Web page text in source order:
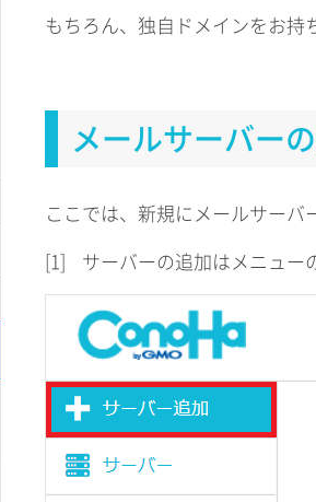
もちろん、独自ドメインをお持
メールサーバー
ここでは、新規にメールサーバ
[1]
サーバーの追加はメニュー